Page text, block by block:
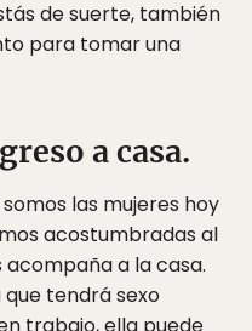
de suerte, también
para tomar una
a casa.
las mujeres hoy
acostumbradas al
a la casa.
que tendrá sexo